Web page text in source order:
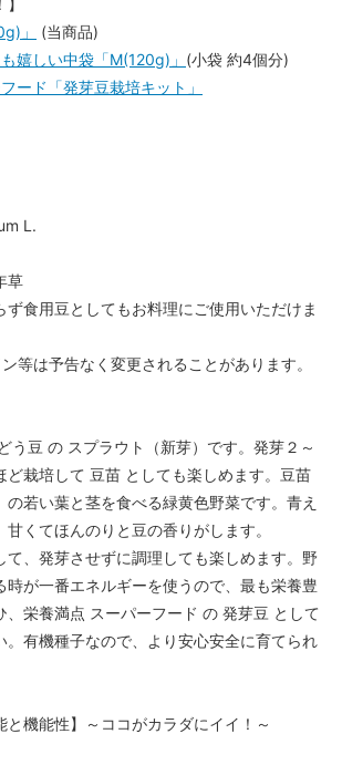
」
(当商品)
嬉しい中袋「M(120g)」 (小袋 約4個分)
ード「発芽豆栽培キット」
L.
草
ず食用豆としてもお料理にご使用いただけま
等は予告なく変更されることがあります。
う豆 の スプラウト（新芽）です。発芽２～
ど栽培して 豆苗 としても楽しめます。豆苗
の若い葉と茎を食べる緑黄色野菜です。青え
くてほんのりと豆の香りがします。
て、発芽させずに調理しても楽しめます。野
時が一番エネルギーを使うので、最も栄養豊
、栄養満点 スーパーフード の 発芽豆 として
。有機種子なので、より安心安全に育てられ
と機能性】～ココがカラダにイイ！～